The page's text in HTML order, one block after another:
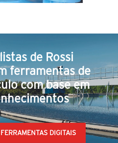
de Rossi
ferramentas de
com base em
DIGITAIS